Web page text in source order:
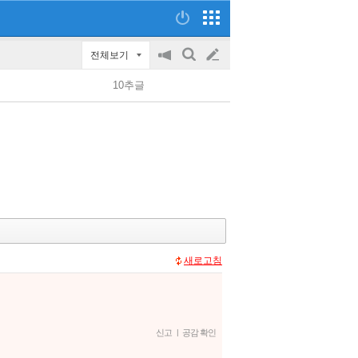
전체보기
공
on/off
검
글
쓰
10추글
새로고침
신고 | 공감 확인